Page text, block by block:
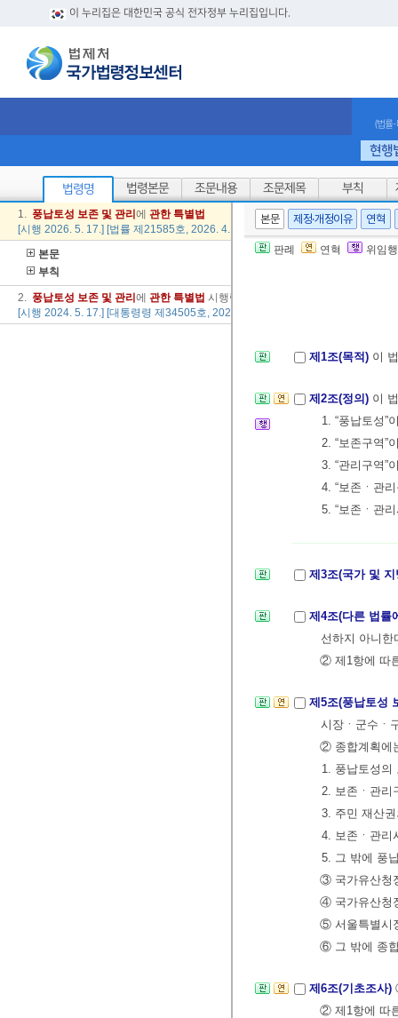
이 누리집은 대한민국 공식 전자정부 누리집입니다.
(법률
현행
법령명 법령본문 조문내용 조문제목 부칙
1. 풍납토성 보존 및 관리 에 관한 특별법
[시행 2026. 5. 17.] [법률 제21585호, 2026. 4. 28., 타법개정]
본문
부칙
2. 풍납토성 보존 및 관리 에 관한 특별법 시행령
[시행 2024. 5. 17.] [대통령령 제34505호, 2024. 5. 14., 타법개정]
본문 제정·개정이유 연혁
판례 연혁 위임
제1조(목적) 이
제2조(정의) 이
1. “풍납토성”
2. “보존구역”
3. “관리구역”
4. “보존ㆍ관
5. “보존ㆍ관
제3조(국가 및
제4조(다른 법률
선하지 아니한
② 제1항에 따
제5조(풍납토성
시장ㆍ군수ㆍ
② 종합계획에
1. 풍납토성의
2. 보존ㆍ관리
3. 주민 재산
4. 보존ㆍ관리
5. 그 밖에 풍
③ 국가유산청
④ 국가유산청
⑤ 서울특별시
⑥ 그 밖에 종
제6조(기초조사)
② 제1항에 따